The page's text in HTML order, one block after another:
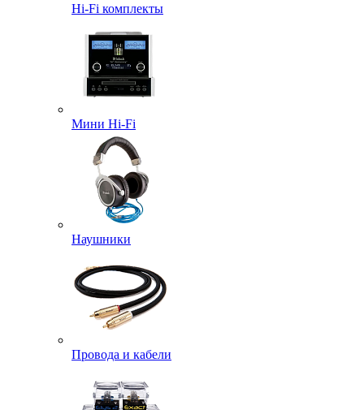
Hi-Fi комплекты
Мини Hi-Fi
Наушники
Провода и кабели